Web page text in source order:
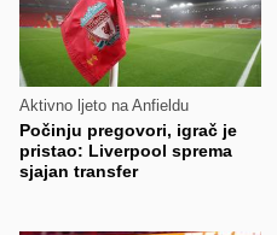
Aktivno ljeto na Anfieldu
Počinju pregovori, igrač je
pristao: Liverpool sprema
sjajan transfer